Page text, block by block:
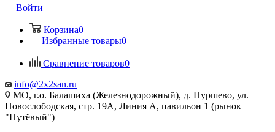
Войти
Корзина0
Избранные товары0
Сравнение товаров0
info@2x2san.ru
МО, г.о. Балашиха (Железнодорожный), д. Пуршево, ул.
Новослободская, стр. 19А, Линия А, павильон 1 (рынок
"Путёвый")